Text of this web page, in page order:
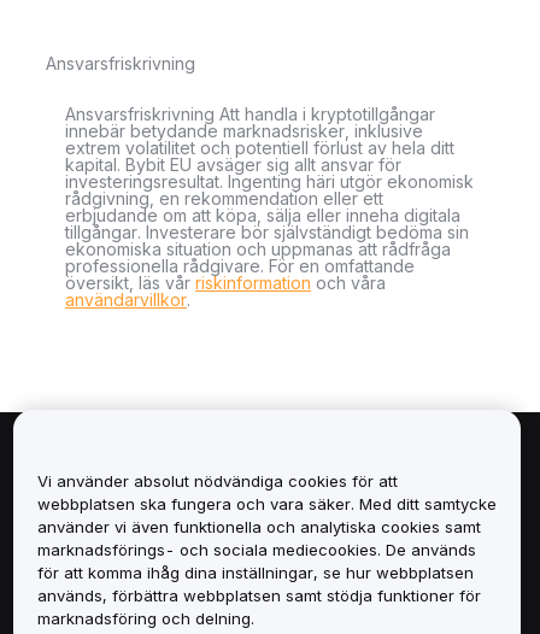
Ansvarsfriskrivning
Ansvarsfriskrivning Att handla i kryptotillgångar
innebär betydande marknadsrisker, inklusive
extrem volatilitet och potentiell förlust av hela ditt
kapital. Bybit EU avsäger sig allt ansvar för
investeringsresultat. Ingenting häri utgör ekonomisk
rådgivning, en rekommendation eller ett
erbjudande om att köpa, sälja eller inneha digitala
tillgångar. Investerare bör självständigt bedöma sin
ekonomiska situation och uppmanas att rådfråga
professionella rådgivare. För en omfattande
översikt, läs vår riskinformation och våra
användarvillkor.
Tjänster
Support
Vi använder absolut nödvändiga cookies för att
webbplatsen ska fungera och vara säker. Med ditt samtycke
använder vi även funktionella och analytiska cookies samt
marknadsförings- och sociala mediecookies. De används
för att komma ihåg dina inställningar, se hur webbplatsen
används, förbättra webbplatsen samt stödja funktioner för
marknadsföring och delning.